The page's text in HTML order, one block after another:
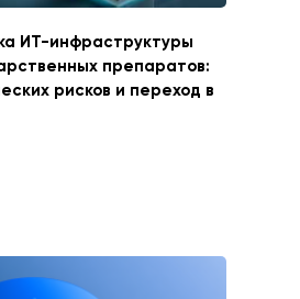
ИТ-инфраструктуры
препаратов:
рисков и переход в